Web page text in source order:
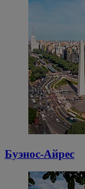
Буэнос-Айрес